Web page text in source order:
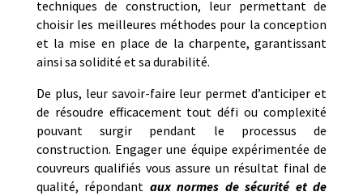
techniques de construction, leur permettant de
choisir les meilleures méthodes pour la conception
et la mise en place de la charpente, garantissant
ainsi sa solidité et sa durabilité.
De plus, leur savoir-faire leur permet d’anticiper et
de résoudre efficacement tout défi ou complexité
pouvant surgir pendant le processus de
construction. Engager une équipe expérimentée de
couvreurs qualifiés vous assure un résultat final de
qualité, répondant aux normes de sécurité et de